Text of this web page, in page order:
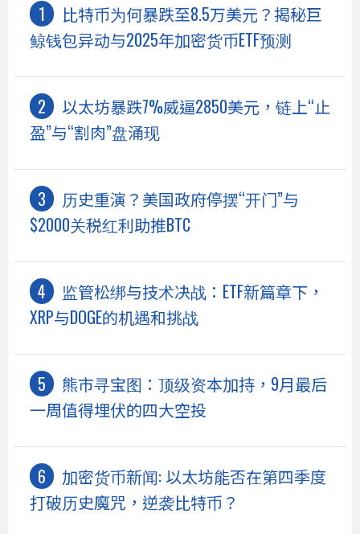
比特币为何暴跌至8.5万美元？揭秘巨
鲸钱包异动与2025年加密货币ETF预测
以太坊暴跌7%威逼2850美元，链上“止
盈”与“割肉”盘涌现
历史重演？美国政府停摆“开门”与
$2000关税红利助推BTC
监管松绑与技术决战：ETF新篇章下，
XRP与DOGE的机遇和挑战
熊市寻宝图：顶级资本加持，9月最后
一周值得埋伏的四大空投
加密货币新闻: 以太坊能否在第四季度
打破历史魔咒，逆袭比特币？